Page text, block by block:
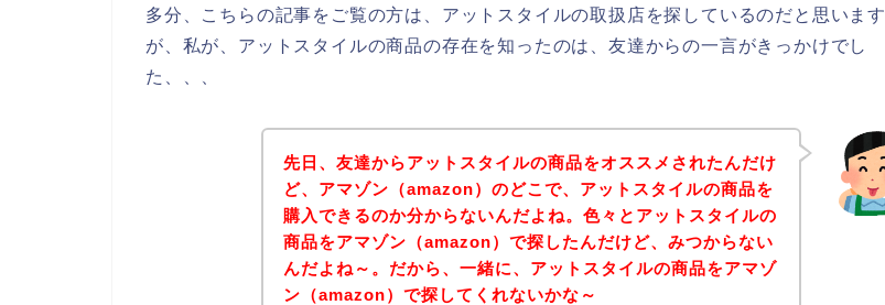
多分、こちらの記事をご覧の方は、アットスタイルの取扱店を探しているのだと思います
が、私が、アットスタイルの商品の存在を知ったのは、友達からの一言がきっかけでし
た、、、
先日、友達からアットスタイルの商品をオススメされたんだけ
ど、アマゾン（amazon）のどこで、アットスタイルの商品を
購入できるのか分からないんだよね。色々とアットスタイルの
商品をアマゾン（amazon）で探したんだけど、みつからない
んだよね～。だから、一緒に、アットスタイルの商品をアマゾ
ン（amazon）で探してくれないかな～